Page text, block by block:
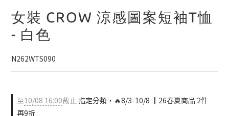
女裝 CROW 涼感圖案短袖T恤
- 白色
N262WTS090
至10/08 16:00截止 指定分類，🔥8/3-10/8 ┃26春夏商品 2件
再9折